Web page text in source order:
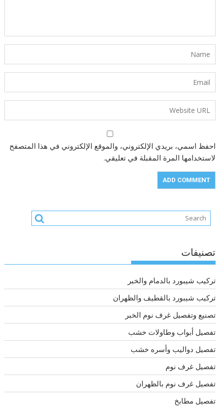
احفظ اسمي، بريدي الإلكتروني، والموقع الإلكتروني في هذا المتصفح
لاستخدامها المرة المقبلة في تعليقي.
تصنيفات
تركيب شيبورد بالدمام والخبر
تركيب شيبورد بالقطيف والظهران
تصنيع وتفصيل غرف نوم الخبر
تفصيل أبواب وطاولات خشب
تفصيل دواليب وأسره خشب
تفصيل غرف نوم
تفصيل غرف نوم بالظهران
تفصيل مطابخ